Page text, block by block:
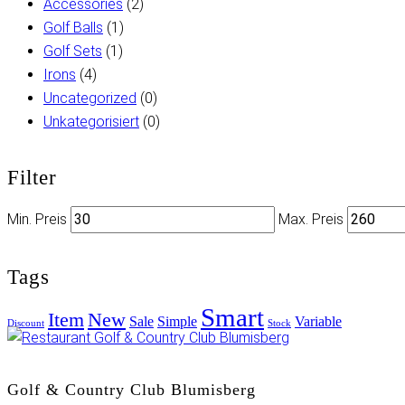
Accessories (2)
Golf Balls (1)
Golf Sets (1)
Irons (4)
Uncategorized (0)
Unkategorisiert (0)
Filter
Min. Preis Max. Preis
Tags
Discount Item New Sale Simple Smart Stock Variable
Golf & Country Club Blumisberg